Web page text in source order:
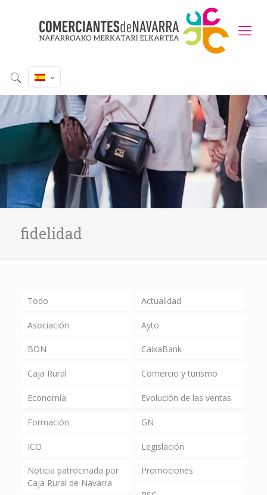
fidelidad
Todo Actualidad
Asociación Ayto
BON CaixaBank
Caja Rural Comercio y turismo
Economía Evolución de las ventas
Formación GN
ICO Legislación
Noticia patrocinada por
Caja Rural de Navarra
Promociones